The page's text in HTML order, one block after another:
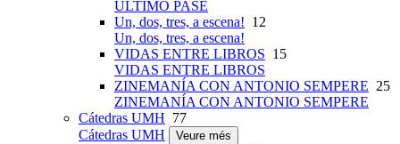
ÚLTIMO PASE
Un, dos, tres, a escena! 12
Un, dos, tres, a escena!
VIDAS ENTRE LIBROS 15
VIDAS ENTRE LIBROS
ZINEMANÍA CON ANTONIO SEMPERE 25
ZINEMANÍA CON ANTONIO SEMPERE
Cátedras UMH 77
Cátedras UMH
Veure més